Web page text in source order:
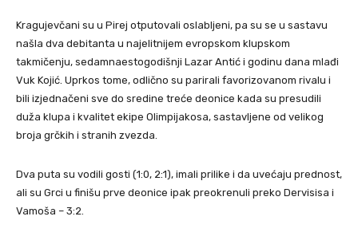
Kragujevčani su u Pirej otputovali oslabljeni, pa su se u sastavu
našla dva debitanta u najelitnijem evropskom klupskom
takmičenju, sedamnaestogodišnji Lazar Antić i godinu dana mlađi
Vuk Kojić. Uprkos tome, odlično su parirali favorizovanom rivalu i
bili izjednačeni sve do sredine treće deonice kada su presudili
duža klupa i kvalitet ekipe Olimpijakosa, sastavljene od velikog
broja grčkih i stranih zvezda.
Dva puta su vodili gosti (1:0, 2:1), imali prilike i da uvećaju prednost,
ali su Grci u finišu prve deonice ipak preokrenuli preko Dervisisa i
Vamoša – 3:2.